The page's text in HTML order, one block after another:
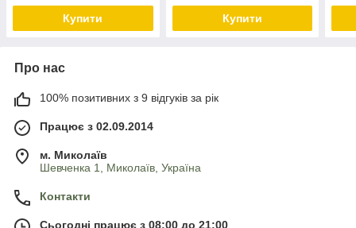
Купити Купити
Про нас
100% позитивних з 9 відгуків за рік
Працює з 02.09.2014
м. Миколаїв
Шевченка 1, Миколаїв, Україна
Контакти
Сьогодні працює з 08:00 до 21:00